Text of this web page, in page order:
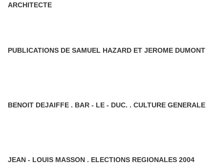
ARCHITECTE
PUBLICATIONS DE SAMUEL HAZARD ET JEROME DUMONT
BENOIT DEJAIFFE . BAR - LE - DUC. . CULTURE GENERALE
JEAN - LOUIS MASSON . ELECTIONS REGIONALES 2004